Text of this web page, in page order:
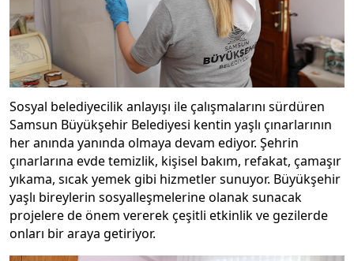
Sosyal belediyecilik anlayışı ile çalışmalarını sürdüren
Samsun Büyükşehir Belediyesi kentin yaşlı çınarlarının
her anında yanında olmaya devam ediyor. Şehrin
çınarlarına evde temizlik, kişisel bakım, refakat, çamaşır
yıkama, sıcak yemek gibi hizmetler sunuyor. Büyükşehir
yaşlı bireylerin sosyalleşmelerine olanak sunacak
projelere de önem vererek çeşitli etkinlik ve gezilerde
onları bir araya getiriyor.